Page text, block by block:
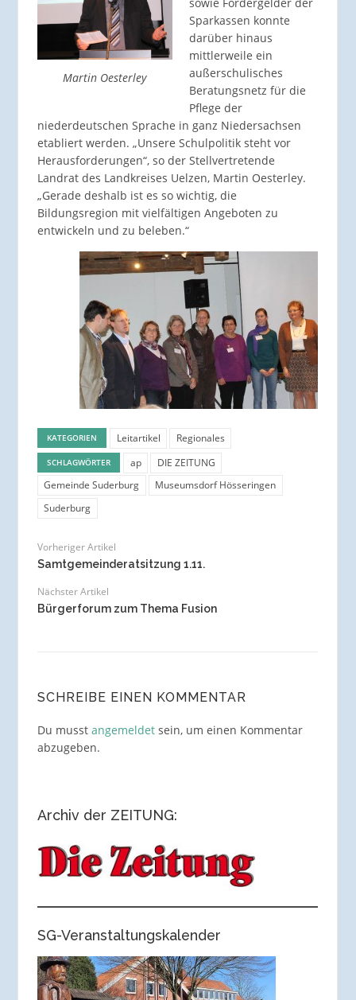
Martin Oesterley
sowie Fördergelder der
Sparkassen konnte
darüber hinaus
mittlerweile ein
außerschulisches
Beratungsnetz für die
Pflege der
niederdeutschen Sprache in ganz Niedersachsen
etabliert werden. „Unsere Schulpolitik steht vor
Herausforderungen“, so der Stellvertretende
Landrat des Landkreises Uelzen, Martin Oesterley.
„Gerade deshalb ist es so wichtig, die
Bildungsregion mit vielfältigen Angeboten zu
entwickeln und zu beleben.“
KATEGORIEN Leitartikel Regionales
SCHLAGWÖRTER ap
DIE ZEITUNG
Gemeinde Suderburg
Museumsdorf Hösseringen
Suderburg
Vorheriger Artikel
Samtgemeinderatsitzung 1.11.
Nächster Artikel
Bürgerforum zum Thema Fusion
SCHREIBE EINEN KOMMENTAR
Du musst angemeldetsein, um einen Kommentar
abzugeben.
Archiv der ZEITUNG:
SG-Veranstaltungskalender